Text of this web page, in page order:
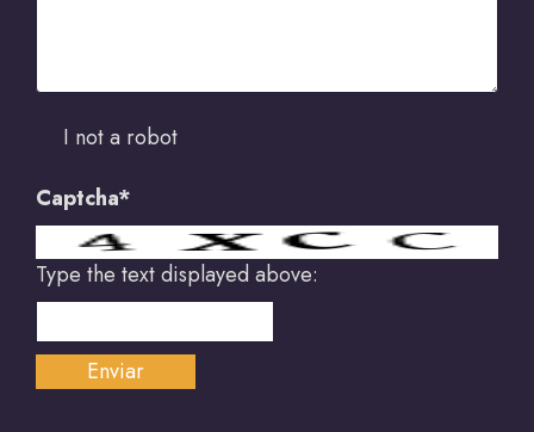
I not a robot
Captcha*
Type the text displayed above: